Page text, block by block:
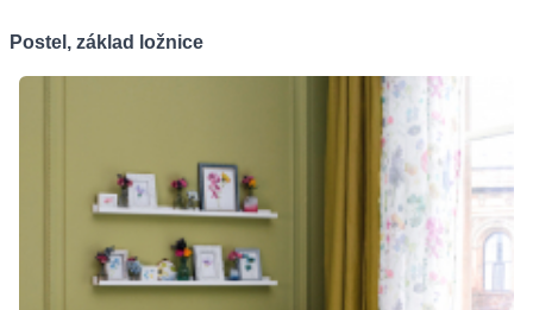
Postel, základ ložnice